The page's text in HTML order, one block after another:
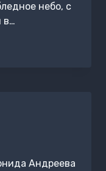
небо, с
в…
Андреева